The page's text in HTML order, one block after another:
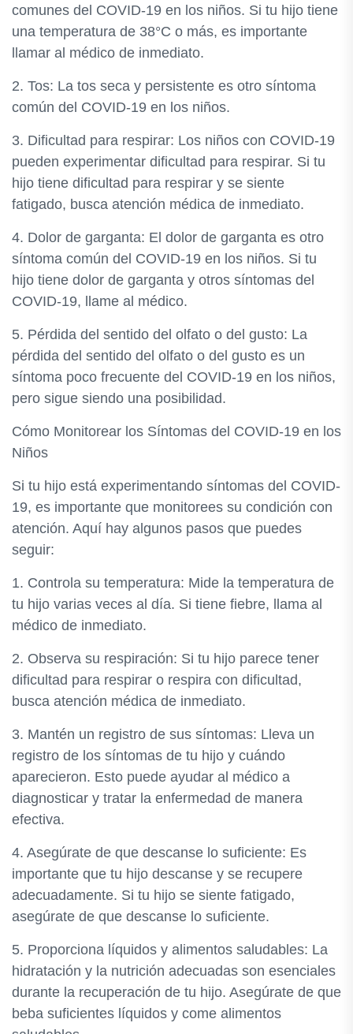
comunes del COVID-19 en los niños. Si tu hijo tiene
una temperatura de 38°C o más, es importante
llamar al médico de inmediato.
2. Tos: La tos seca y persistente es otro síntoma
común del COVID-19 en los niños.
3. Dificultad para respirar: Los niños con COVID-19
pueden experimentar dificultad para respirar. Si tu
hijo tiene dificultad para respirar y se siente
fatigado, busca atención médica de inmediato.
4. Dolor de garganta: El dolor de garganta es otro
síntoma común del COVID-19 en los niños. Si tu
hijo tiene dolor de garganta y otros síntomas del
COVID-19, llame al médico.
5. Pérdida del sentido del olfato o del gusto: La
pérdida del sentido del olfato o del gusto es un
síntoma poco frecuente del COVID-19 en los niños,
pero sigue siendo una posibilidad.
Cómo Monitorear los Síntomas del COVID-19 en los
Niños
Si tu hijo está experimentando síntomas del COVID-
19, es importante que monitorees su condición con
atención. Aquí hay algunos pasos que puedes
seguir:
1. Controla su temperatura: Mide la temperatura de
tu hijo varias veces al día. Si tiene fiebre, llama al
médico de inmediato.
2. Observa su respiración: Si tu hijo parece tener
dificultad para respirar o respira con dificultad,
busca atención médica de inmediato.
3. Mantén un registro de sus síntomas: Lleva un
registro de los síntomas de tu hijo y cuándo
aparecieron. Esto puede ayudar al médico a
diagnosticar y tratar la enfermedad de manera
efectiva.
4. Asegúrate de que descanse lo suficiente: Es
importante que tu hijo descanse y se recupere
adecuadamente. Si tu hijo se siente fatigado,
asegúrate de que descanse lo suficiente.
5. Proporciona líquidos y alimentos saludables: La
hidratación y la nutrición adecuadas son esenciales
durante la recuperación de tu hijo. Asegúrate de que
beba suficientes líquidos y come alimentos